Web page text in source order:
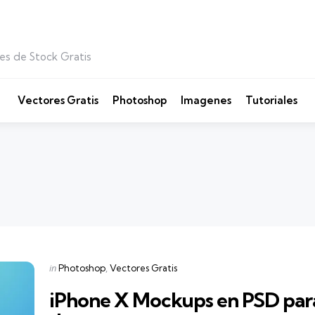
de Stock Gratis
Vectores Gratis Photoshop Imagenes Tutoriales
Categories
Posted
in Photoshop Vectores Gratis
iPhone X Mockups en PSD